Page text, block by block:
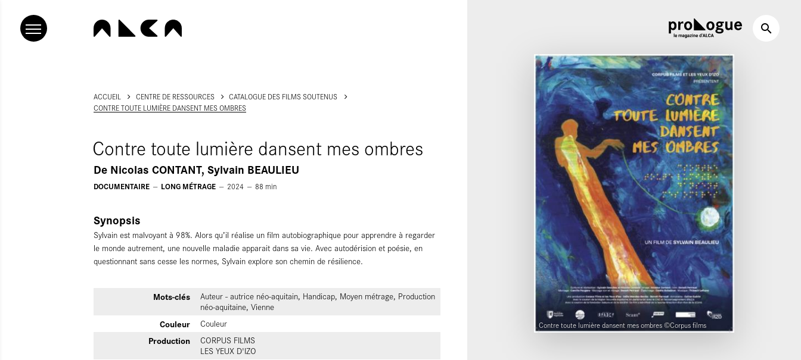
Contre toute lumière dansent mes ombres ©Corpus films
ACCUEIL CENTRE DE RESSOURCES
CATALOGUE DES FILMS SOUTENUS
CONTRE TOUTE LUMIÈRE DANSENT MES OMBRES
Contre toute lumière dansent mes ombres
De Nicolas CONTANT, Sylvain BEAULIEU
DOCUMENTAIRE LONG MÉTRAGE 2024 88 min
Synopsis
Sylvain est malvoyant à 98%. Alors qu’il réalise un film autobiographique pour apprendre à regarder
le monde autrement, une nouvelle maladie apparait dans sa vie. Avec autodérision et poésie, en
questionnant sans cesse les normes, Sylvain explore son chemin de résilience.
Mots-clés
Auteur - autrice néo-aquitain, Handicap, Moyen métrage, Production
néo-aquitaine, Vienne
Couleur Couleur
Production
CORPUS FILMS
LES YEUX D'IZO